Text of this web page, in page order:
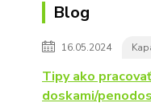
Blog
16.05.2024
Tipy ako
doskami/